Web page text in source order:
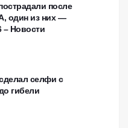
после
один из них —
– Новости
селфи с
гибели